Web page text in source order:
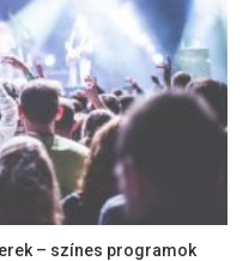
– színes programok